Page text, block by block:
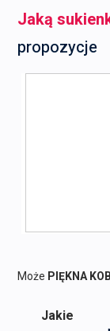
Jaką
propozycje
Może PIĘKNA
Jakie